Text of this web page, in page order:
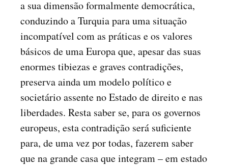
a sua dimensão formalmente democrática,
conduzindo a Turquia para uma situação
incompatível com as práticas e os valores
básicos de uma Europa que, apesar das suas
enormes tibiezas e graves contradições,
preserva ainda um modelo político e
societário assente no Estado de direito e nas
liberdades. Resta saber se, para os governos
europeus, esta contradição será suficiente
para, de uma vez por todas, fazerem saber
que na grande casa que integram – em estado